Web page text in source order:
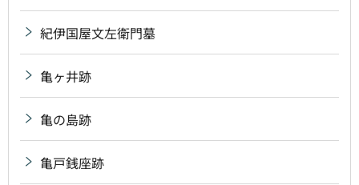
紀伊国屋文左衛門墓
亀ヶ井跡
亀の島跡
亀戸銭座跡